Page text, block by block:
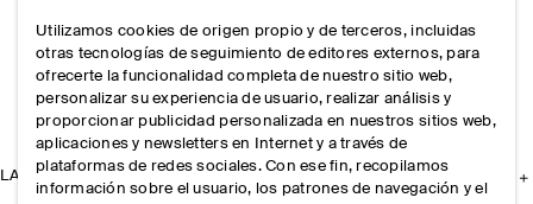
LA EMPRESA
Utilizamos cookies de origen propio y de terceros, incluidas
otras tecnologías de seguimiento de editores externos, para
ofrecerte la funcionalidad completa de nuestro sitio web,
personalizar su experiencia de usuario, realizar análisis y
proporcionar publicidad personalizada en nuestros sitios web,
aplicaciones y newsletters en Internet y a través de
plataformas de redes sociales. Con ese fin, recopilamos
información sobre el usuario, los patrones de navegación y el